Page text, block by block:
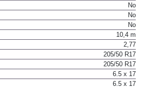
No
No
No
10,4 m
2,77
205/50 R17
205/50 R17
6.5 x 17
6.5 x 17